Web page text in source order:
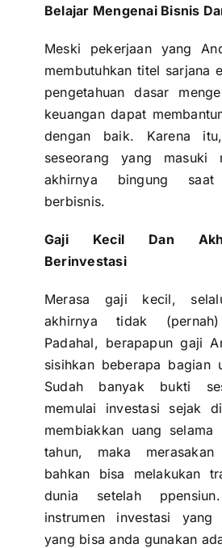
Belajar Mengenai Bisnis
Meski pekerjaan yang
membutuhkan titel sarjana
pengetahuan dasar
keuangan dapat
dengan baik. Karena
seseorang yang masuki
akhirnya bingung
berbisnis.
Gaji Kecil Dan
Berinvestasi
Merasa gaji kecil,
akhirnya tidak
Padahal, berapapun gaji
sisihkan beberapa bagian
Sudah banyak bukti
memulai investasi sejak
membiakkan uang selama
tahun, maka
bahkan bisa melakukan
dunia setelah
instrumen investasi
yang bisa anda gunakan